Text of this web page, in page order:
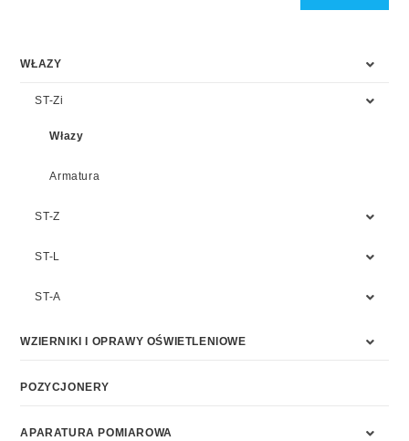
WŁAZY
ST-Zi
Włazy
Armatura
ST-Z
ST-L
ST-A
WZIERNIKI I OPRAWY OŚWIETLENIOWE
POZYCJONERY
APARATURA POMIAROWA